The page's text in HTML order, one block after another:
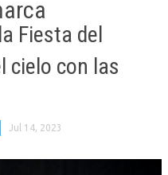
Fiesta del
cielo con las
Jul 14, 2023